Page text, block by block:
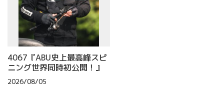
4067『ABU史上最高峰スピ
ニング世界同時初公開！』
2026/08/05